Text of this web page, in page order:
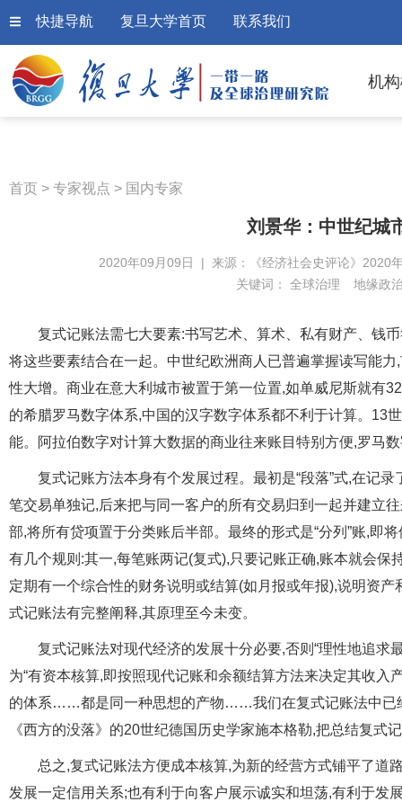
快捷导航 复旦大学首页 联系我们
机
首页 > 专家视点 > 国内专家
刘景华：中世纪城
2020年09月09日 | 来源：《经济社会史评论》2020
关键词： 全球治理 地缘政
复式记账法需七大要素:书写艺术、算术、私有财产、钱
将这些要素结合在一起。中世纪欧洲商人已普遍掌握读写能
性大增。商业在意大利城市被置于第一位置,如单威尼斯就有
的希腊罗马数字体系,中国的汉字数字体系都不利于计算。13
能。阿拉伯数字对计算大数据的商业往来账目特别方便,罗马
复式记账方法本身有个发展过程。最初是“段落”式,在记
笔交易单独记,后来把与同一客户的所有交易归到一起并建立
部,将所有贷项置于分类账后半部。最终的形式是“分列”账,即
有几个规则:其一,每笔账两记(复式),只要记账正确,账本就会
定期有一个综合性的财务说明或结算(如月报或年报),说明资
式记账法有完整阐释,其原理至今未变。
复式记账法对现代经济的发展十分必要,否则“理性地追求
为“有资本核算,即按照现代记账和余额结算方法来决定其收入
的体系……都是同一种思想的产物……我们在复式记账法中已
《西方的没落》的20世纪德国历史学家施本格勒,把总结复式
总之,复式记账法方便成本核算,为新的经营方式铺平了道
发展一定信用关系;也有利于向客户展示诚实和坦荡,有利于发